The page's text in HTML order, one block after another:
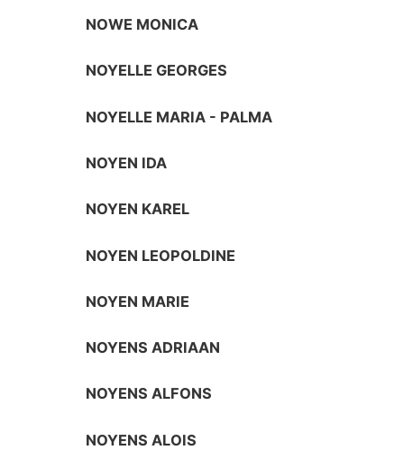
NOWE MONICA
NOYELLE GEORGES
NOYELLE MARIA - PALMA
NOYEN IDA
NOYEN KAREL
NOYEN LEOPOLDINE
NOYEN MARIE
NOYENS ADRIAAN
NOYENS ALFONS
NOYENS ALOIS